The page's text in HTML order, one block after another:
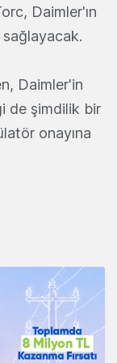
Daimler'ın
Daimler'in
de şimdilik bir
onayına